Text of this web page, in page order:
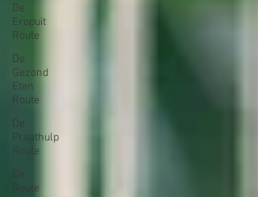
De
Eropuit
Route
De
Gezond
Eten
Route
De
Praathulp
Route
De
Route